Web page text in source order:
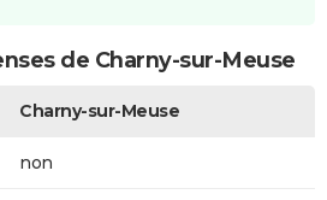
de Charny-sur-Meuse
Charny-sur-Meuse
non